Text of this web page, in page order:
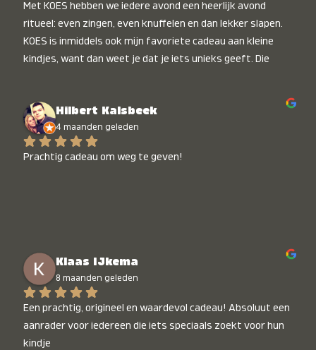
Met KOES hebben we iedere avond een heerlijk avond
ritueel: even zingen, even knuffelen en dan lekker slapen.
KOES is inmiddels ook mijn favoriete cadeau aan kleine
kindjes, want dan weet je dat je iets unieks geeft. Die
Hilbert Kalsbeek
4 maanden geleden
Prachtig cadeau om weg te geven!
Klaas IJkema
8 maanden geleden
Een prachtig, origineel en waardevol cadeau! Absoluut een
aanrader voor iedereen die iets speciaals zoekt voor hun
kindje